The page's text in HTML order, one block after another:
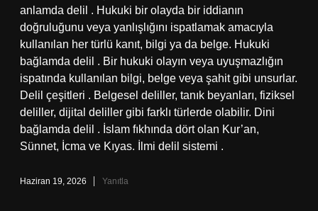
anlamda delil . Hukuki bir olayda bir iddianın
doğruluğunu veya yanlışlığını ispatlamak amacıyla
kullanılan her türlü kanıt, bilgi ya da belge. Hukuki
bağlamda delil . Bir hukuki olayın veya uyuşmazlığın
ispatında kullanılan bilgi, belge veya şahit gibi unsurlar.
Delil çeşitleri . Belgesel deliller, tanık beyanları, fiziksel
deliller, dijital deliller gibi farklı türlerde olabilir. Dini
bağlamda delil . İslam fıkhında dört olan Kur’an,
Sünnet, İcma ve Kıyas. İlmi delil sistemi .
Haziran 19, 2026 Yanıtla